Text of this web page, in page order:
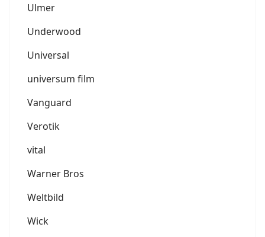
Ulmer
Underwood
Universal
universum film
Vanguard
Verotik
vital
Warner Bros
Weltbild
Wick